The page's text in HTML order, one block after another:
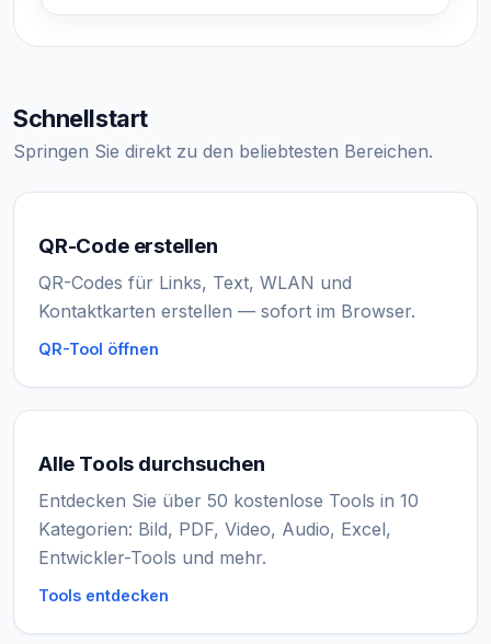
Schnellstart
Springen Sie direkt zu den beliebtesten Bereichen.
QR-Code erstellen
QR-Codes für Links, Text, WLAN und
Kontaktkarten erstellen — sofort im Browser.
QR-Tool öffnen
Alle Tools durchsuchen
Entdecken Sie über 50 kostenlose Tools in 10
Kategorien: Bild, PDF, Video, Audio, Excel,
Entwickler-Tools und mehr.
Tools entdecken